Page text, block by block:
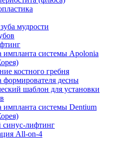
мудрости
импланта системы Apolonia
костного гребня
формирователя десны
шаблон для установки
импланта системы Dentium
синус-лифтинг
All-on-4